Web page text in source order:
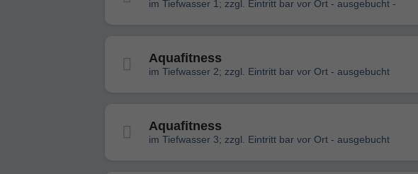
im Tiefwasser 1; zzgl. Eintritt bar vor Ort - ausgebucht -
Aquafitness
im Tiefwasser 2; zzgl. Eintritt bar vor Ort - ausgebucht
Aquafitness
im Tiefwasser 3; zzgl. Eintritt bar vor Ort - ausgebucht